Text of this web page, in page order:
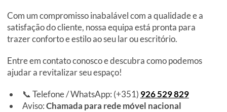
Com um compromisso inabalável com a qualidade e a
satisfação do cliente, nossa equipa está pronta para
trazer conforto e estilo ao seu lar ou escritório.
Entre em contato conosco e descubra como podemos
ajudar a revitalizar seu espaço!
📞 Telefone / WhatsApp: (+351) 926 529 829
Aviso:Chamada para rede móvel nacional